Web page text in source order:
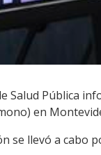
Salud Pública
en
se llevó a cabo